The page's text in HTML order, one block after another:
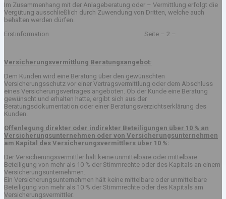
Im Zusammenhang mit der Anlageberatung oder – Vermittlung erfolgt die
Vergütung ausschließlich durch Zuwendung von Dritten, welche auch
behalten werden dürfen.
Erstinformation Seite – 2 –
Versicherungsvermittlung Beratungsangebot:
Dem Kunden wird eine Beratung über den gewünschten
Versicherungsschutz vor einer Vertragsvermittlung oder dem Abschluss
eines Versicherungsvertrages angeboten. Ob der Kunde eine Beratung
gewünscht und erhalten hatte, ergibt sich aus der
Beratungsdokumentation oder einer Beratungsverzichtserklärung des
Kunden.
Offenlegung direkter oder indirekter Beteiligungen über 10 % an
Versicherungsunternehmen oder von Versicherungsunternehmen
am Kapital des Versicherungsvermittlers über 10 %:
Der Versicherungsvermittler hält keine unmittelbare oder mittelbare
Beteiligung von mehr als 10 % der Stimmrechte oder des Kapitals an einem
Versicherungsunternehmen.
Ein Versicherungsunternehmen hält keine mittelbare oder unmittelbare
Beteiligung von mehr als 10 % der Stimmrechte oder des Kapitals am
Versicherungsvermittler.